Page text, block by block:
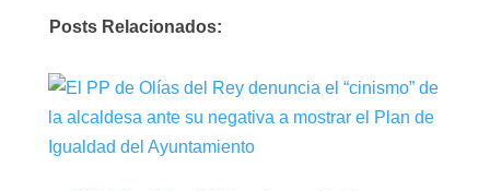
Posts Relacionados: